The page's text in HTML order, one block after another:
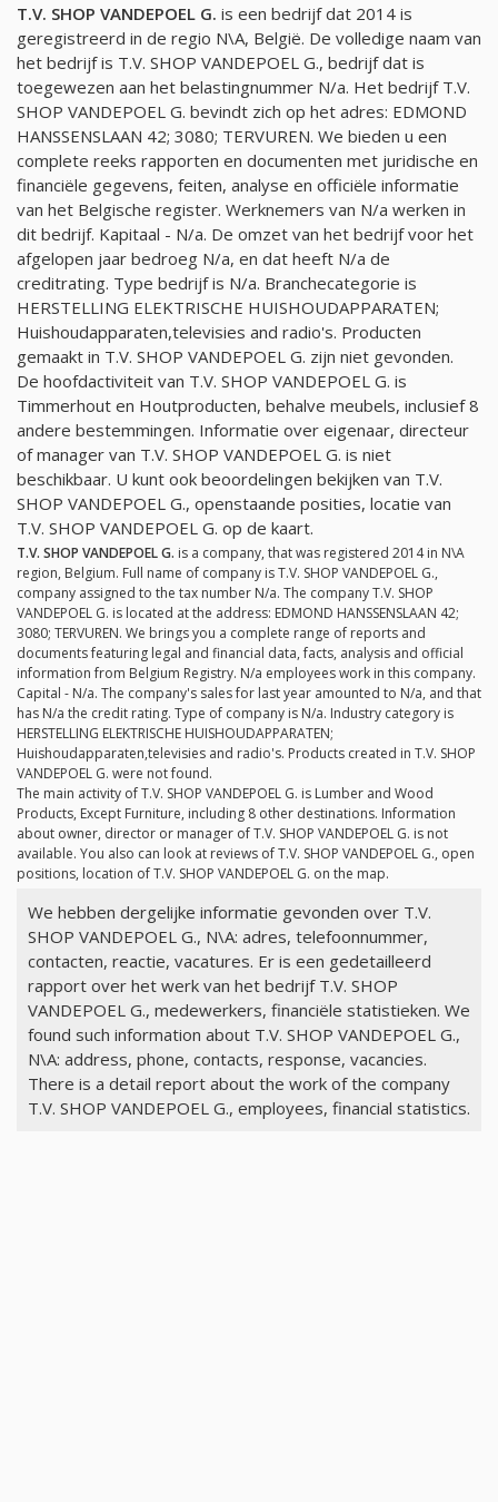
T.V. SHOP VANDEPOEL G. is een bedrijf dat 2014 is
geregistreerd in de regio N\A, België. De volledige naam van
het bedrijf is T.V. SHOP VANDEPOEL G., bedrijf dat is
toegewezen aan het belastingnummer N/a. Het bedrijf T.V.
SHOP VANDEPOEL G. bevindt zich op het adres: EDMOND
HANSSENSLAAN 42; 3080; TERVUREN. We bieden u een
complete reeks rapporten en documenten met juridische en
financiële gegevens, feiten, analyse en officiële informatie
van het Belgische register. Werknemers van N/a werken in
dit bedrijf. Kapitaal - N/a. De omzet van het bedrijf voor het
afgelopen jaar bedroeg N/a, en dat heeft N/a de
creditrating. Type bedrijf is N/a. Branchecategorie is
HERSTELLING ELEKTRISCHE HUISHOUDAPPARATEN;
Huishoudapparaten,televisies and radio's. Producten
gemaakt in T.V. SHOP VANDEPOEL G. zijn niet gevonden.
De hoofdactiviteit van T.V. SHOP VANDEPOEL G. is
Timmerhout en Houtproducten, behalve meubels, inclusief 8
andere bestemmingen. Informatie over eigenaar, directeur
of manager van T.V. SHOP VANDEPOEL G. is niet
beschikbaar. U kunt ook beoordelingen bekijken van T.V.
SHOP VANDEPOEL G., openstaande posities, locatie van
T.V. SHOP VANDEPOEL G. op de kaart.
T.V. SHOP VANDEPOEL G. is a company, that was registered 2014 in N\A
region, Belgium. Full name of company is T.V. SHOP VANDEPOEL G.,
company assigned to the tax number N/a. The company T.V. SHOP
VANDEPOEL G. is located at the address: EDMOND HANSSENSLAAN 42;
3080; TERVUREN. We brings you a complete range of reports and
documents featuring legal and financial data, facts, analysis and official
information from Belgium Registry. N/a employees work in this company.
Capital - N/a. The company's sales for last year amounted to N/a, and that
has N/a the credit rating. Type of company is N/a. Industry category is
HERSTELLING ELEKTRISCHE HUISHOUDAPPARATEN;
Huishoudapparaten,televisies and radio's. Products created in T.V. SHOP
VANDEPOEL G. were not found.
The main activity of T.V. SHOP VANDEPOEL G. is Lumber and Wood
Products, Except Furniture, including 8 other destinations. Information
about owner, director or manager of T.V. SHOP VANDEPOEL G. is not
available. You also can look at reviews of T.V. SHOP VANDEPOEL G., open
positions, location of T.V. SHOP VANDEPOEL G. on the map.
We hebben dergelijke informatie gevonden over T.V.
SHOP VANDEPOEL G., N\A: adres, telefoonnummer,
contacten, reactie, vacatures. Er is een gedetailleerd
rapport over het werk van het bedrijf T.V. SHOP
VANDEPOEL G., medewerkers, financiële statistieken. We
found such information about T.V. SHOP VANDEPOEL G.,
N\A: address, phone, contacts, response, vacancies.
There is a detail report about the work of the company
T.V. SHOP VANDEPOEL G., employees, financial statistics.